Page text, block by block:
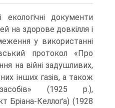
екологічні документи
на здорове довкілля і
у використанні
протокол «Про
на війні задушливих,
інших газів, а також
засобів» (1925 p.),
Бріана-Келлоґа) (1928